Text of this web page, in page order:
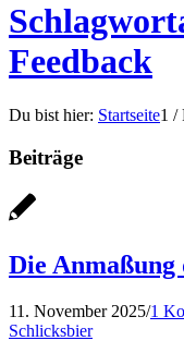
Feedback
Du bist hier: Startseite1 /
Beiträge
Die Anmaßung
11. November 2025/1
Schlicksbier